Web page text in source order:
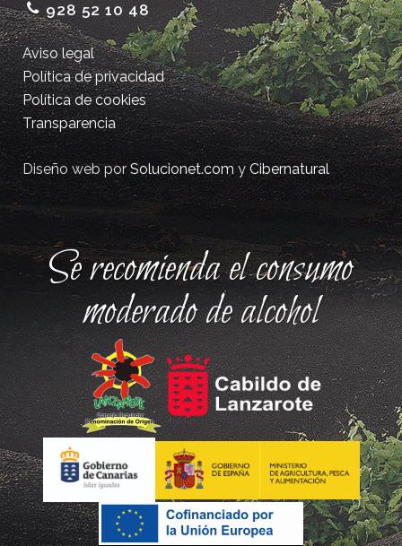
928 52 10 48
Aviso legal
Política de privacidad
Política de cookies
Transparencia
Diseño web porSolucionet.comyCibernatural
Se recomienda el consumo
moderado de alcohol